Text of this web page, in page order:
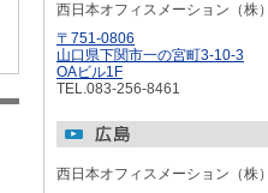
西日本オフィスメーション（株）
〒751-0806
山口県下関市一の宮町3-10-3
OAビル1F
TEL.083-256-8461
西日本オフィスメーション（株）